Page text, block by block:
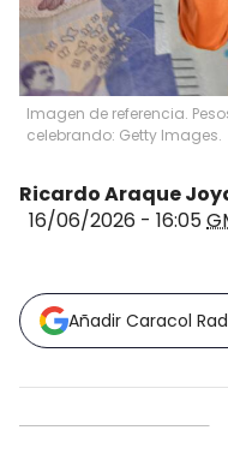
Imagen de referencia.
celebrando: Getty Images.
Ricardo Araque
16/06/2026 - 16:05
Añadir Caracol